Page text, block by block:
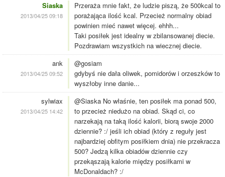
Siaska
2013/04/25 09:18
Przeraża mnie fakt, że ludzie piszą, że 500kcal to
porażająca ilość kcal. Przecież normalny obiad
powinien mieć nawet więcej. ehhh...
Taki posiłek jest idealny w zbilansowanej diecie.
Pozdrawiam wszystkich na wiecznej diecie.
ank
2013/04/25 09:52
@gosiam
gdybyś nie dała oliwek, pomidorów i orzeszków to
wyszłoby inne danie...
sylwiax
2013/04/25 14:42
@Siaska No właśnie, ten posiłek ma ponad 500,
to przecież niedużo na obiad. Skąd ci, co
narzekają na taką ilość kalorii, biorą swoje 2000
dziennie? :/ jeśli ich obiad (który z reguły jest
najbardziej obfitym posiłkiem dnia) nie przekracza
500? Jedzą kilka obiadów dziennie czy
przekąszają kalorie między posiłkami w
McDonaldach? :/